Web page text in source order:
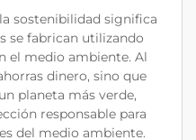
sostenibilidad significa
se fabrican utilizando
el medio ambiente. Al
dinero, sino que
planeta más verde,
responsable para
del medio ambiente.